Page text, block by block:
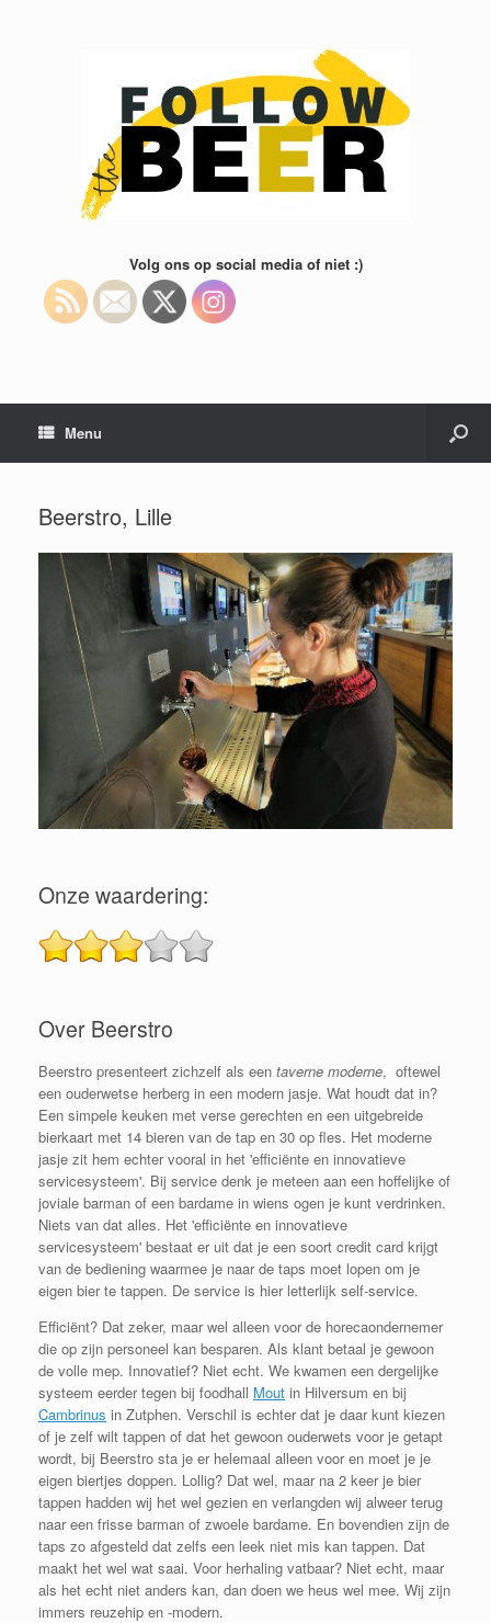
Volg ons op social media of niet :)
Menu
Beerstro, Lille
Onze waardering:
Over Beerstro
Beerstro presenteert zichzelf als een taverne moderne, oftewel
een ouderwetse herberg in een modern jasje. Wat houdt dat in?
Een simpele keuken met verse gerechten en een uitgebreide
bierkaart met 14 bieren van de tap en 30 op fles. Het moderne
jasje zit hem echter vooral in het 'efficiënte en innovatieve
servicesysteem'. Bij service denk je meteen aan een hoffelijke of
joviale barman of een bardame in wiens ogen je kunt verdrinken.
Niets van dat alles. Het 'efficiënte en innovatieve
servicesysteem' bestaat er uit dat je een soort credit card krijgt
van de bediening waarmee je naar de taps moet lopen om je
eigen bier te tappen. De service is hier letterlijk self-service.
Efficiënt? Dat zeker, maar wel alleen voor de horecaondernemer
die op zijn personeel kan besparen. Als klant betaal je gewoon
de volle mep. Innovatief? Niet echt. We kwamen een dergelijke
systeem eerder tegen bij foodhall Mout in Hilversum en bij
Cambrinus in Zutphen. Verschil is echter dat je daar kunt kiezen
of je zelf wilt tappen of dat het gewoon ouderwets voor je getapt
wordt, bij Beerstro sta je er helemaal alleen voor en moet je je
eigen biertjes doppen. Lollig? Dat wel, maar na 2 keer je bier
tappen hadden wij het wel gezien en verlangden wij alweer terug
naar een frisse barman of zwoele bardame. En bovendien zijn de
taps zo afgesteld dat zelfs een leek niet mis kan tappen. Dat
maakt het wel wat saai. Voor herhaling vatbaar? Niet echt, maar
als het echt niet anders kan, dan doen we heus wel mee. Wij zijn
immers reuzehip en -modern.